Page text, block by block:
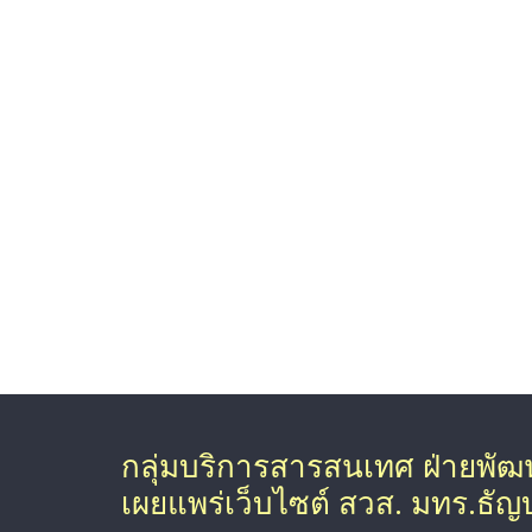
กลุ่มบริการสารสนเทศ ฝ่ายพั
เผยแพร่เว็บไซต์ สวส. มทร.ธัญ